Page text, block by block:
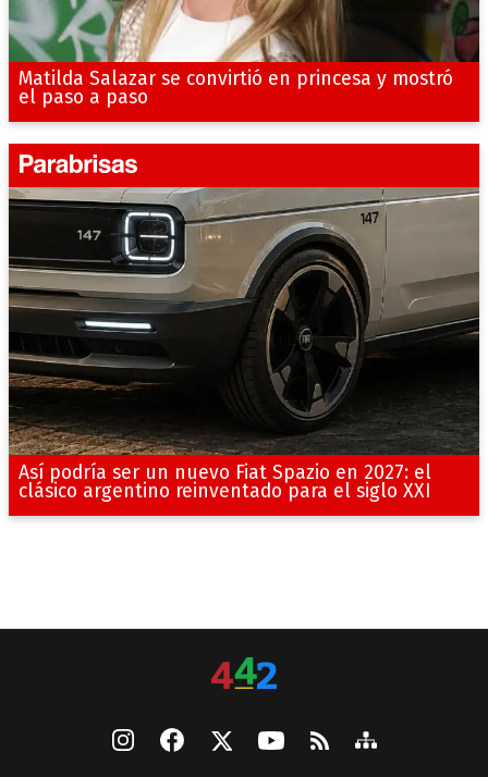
Matilda Salazar se convirtió en princesa y mostró
el paso a paso
Así podría ser un nuevo Fiat Spazio en 2027: el
clásico argentino reinventado para el siglo XXI